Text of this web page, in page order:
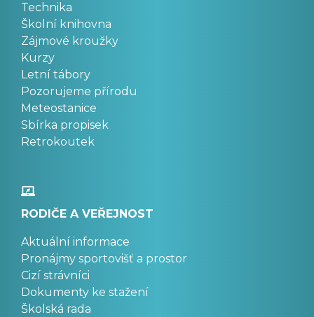
Technika
Školní knihovna
Zájmové kroužky
Kurzy
Letní tábory
Pozorujeme přírodu
Meteostanice
Sbírka propisek
Retrokoutek
RODIČE A VEŘEJNOST
Aktuální informace
Pronájmy sportovišť a prostor
Cizí strávníci
Dokumenty ke stažení
Školská rada